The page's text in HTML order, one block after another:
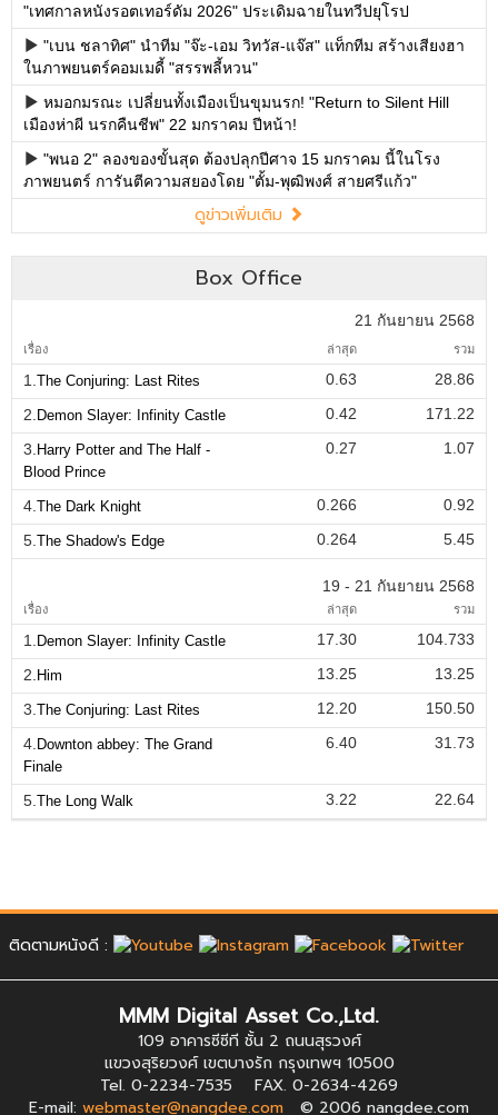
"เทศกาลหนังรอตเทอร์ดัม 2026" ประเดิมฉายในทวีปยุโรป
"เบน ชลาทิศ" นำทีม "จ๊ะ-เอม วิทวัส-แจ๊ส" แท็กทีม สร้างเสียงฮา
ในภาพยนตร์คอมเมดี้ "สรรพลี้หวน"
หมอกมรณะ เปลี่ยนทั้งเมืองเป็นขุมนรก! "Return to Silent Hill
เมืองห่าผี นรกคืนชีพ" 22 มกราคม ปีหน้า!
"พนอ 2" ลองของขั้นสุด ต้องปลุกปีศาจ 15 มกราคม นี้ในโรง
ภาพยนตร์ การันตีความสยองโดย "ตั้ม-พุฒิพงศ์ สายศรีแก้ว"
ดูข่าวเพิ่มเติม
Box Office
21 กันยายน 2568
เรื่อง ล่าสุด รวม
1. The Conjuring: Last Rites 0.63
28.86
2. Demon Slayer: Infinity Castle 0.42
171.22
3. Harry Potter and The Half -
Blood Prince
0.27 1.07
4. The Dark Knight 0.266
0.92
5. The Shadow's Edge 0.264 5.45
19 - 21 กันยายน 2568
เรื่อง ล่าสุด รวม
1. Demon Slayer: Infinity Castle 17.30
104.733
2. Him 13.25
13.25
3. The Conjuring: Last Rites 12.20
150.50
4. Downton abbey: The Grand
Finale
6.40 31.73
5. The Long Walk 3.22 22.64
ติดตามหนังดี :
MMM Digital Asset Co.,Ltd.
109 อาคารซีซีที ชั้น 2 ถนนสุรวงศ์
แขวงสุริยวงศ์ เขตบางรัก กรุงเทพฯ 10500
Tel. 0-2234-7535 FAX. 0-2634-4269
E-mail: webmaster@nangdee.com © 2006 nangdee.com